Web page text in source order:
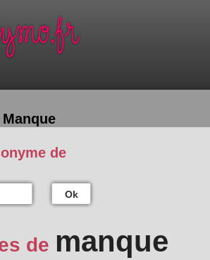
de
Ok
de manque